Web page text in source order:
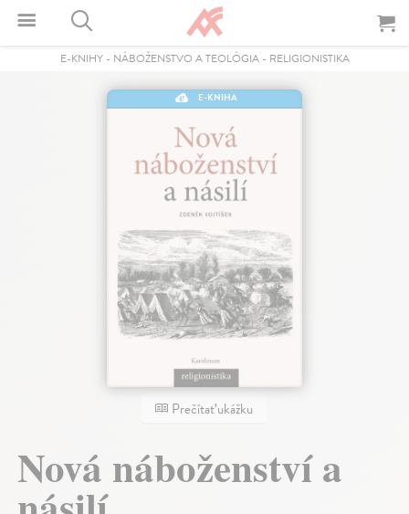
E-KNIHY- NÁBOŽENSTVO A TEOLÓGIA- RELIGIONISTIKA
E-KNIHA
Prečítať ukážku
Nová náboženství a